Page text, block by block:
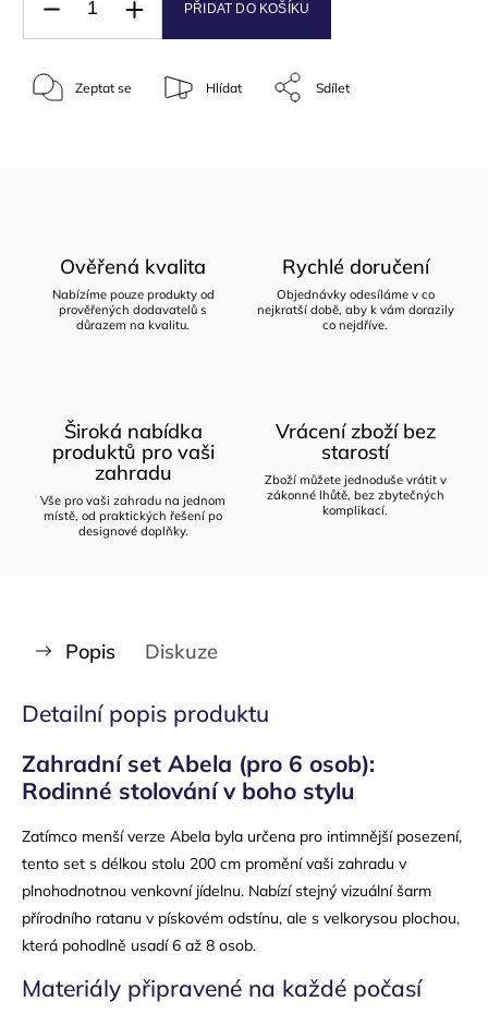
PŘIDAT DO KOŠÍKU
Zeptat se Hlídat Sdílet
Ověřená kvalita
Nabízíme pouze produkty od
prověřených dodavatelů s
důrazem na kvalitu.
Rychlé doručení
Objednávky odesíláme v co
nejkratší době, aby k vám dorazily
co nejdříve.
Široká nabídka
produktů pro vaši
zahradu
Vše pro vaši zahradu na jednom
místě, od praktických řešení po
designové doplňky.
Vrácení zboží bez
starostí
Zboží můžete jednoduše vrátit v
zákonné lhůtě, bez zbytečných
komplikací.
Popis Diskuze
Detailní popis produktu
Zahradní set Abela (pro 6 osob):
Rodinné stolování v boho stylu
Zatímco menší verze Abela byla určena pro intimnější posezení,
tento set s délkou stolu 200 cm promění vaši zahradu v
plnohodnotnou venkovní jídelnu. Nabízí stejný vizuální šarm
přírodního ratanu v pískovém odstínu, ale s velkorysou plochou,
která pohodlně usadí 6 až 8 osob.
Materiály připravené na každé počasí